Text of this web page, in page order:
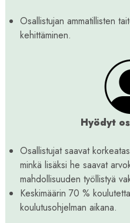
Osallistujan ammatillisten
kehittäminen.
Hyödyt
Osallistujat saavat
minkä lisäksi he saavat
mahdollisuuden työllistyä
Keskimäärin 70 %
koulutusohjelman aikana.